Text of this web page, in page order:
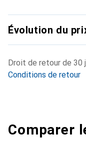
Évolution du
Droit de retour de 30
Conditions de retour
Comparer